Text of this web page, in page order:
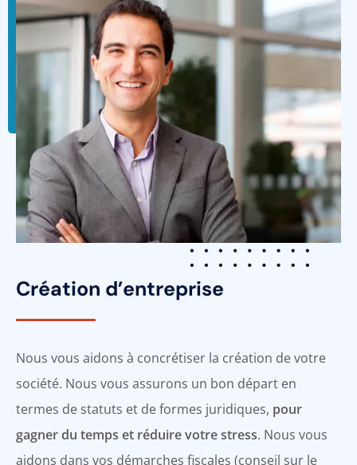
Création d’entreprise
Nous vous aidons à concrétiser la création de votre
société. Nous vous assurons un bon départ en
termes de statuts et de formes juridiques, pour
gagner du temps et réduire votre stress. Nous vous
aidons dans vos démarches fiscales (conseil sur le